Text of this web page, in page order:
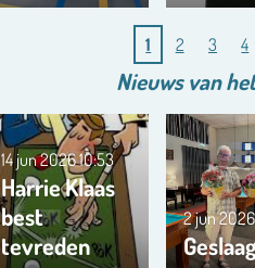
1 2 3 4
Nieuws van
Harrie Klaas
best
tevreden
14 jun 202610:53
2 jun 2026